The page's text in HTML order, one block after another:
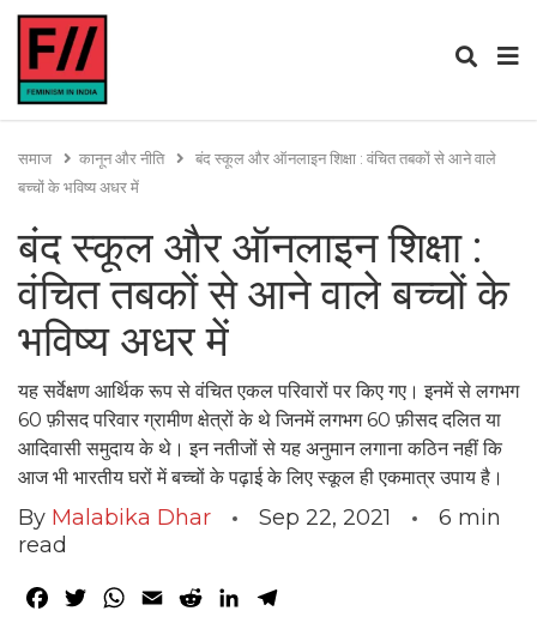
समाज कानून और नीति
बंद स्कूल और ऑनलाइन शिक्षा : वंचित तबकों से आने वाले
बच्चों के भविष्य अधर में
बंद स्कूल और ऑनलाइन शिक्षा :
वंचित तबकों से आने वाले बच्चों के
भविष्य अधर में
यह सर्वेक्षण आर्थिक रूप से वंचित एकल परिवारों पर किए गए। इनमें से लगभग
60 फ़ीसद परिवार ग्रामीण क्षेत्रों के थे जिनमें लगभग 60 फ़ीसद दलित या
आदिवासी समुदाय के थे। इन नतीजों से यह अनुमान लगाना कठिन नहीं कि
आज भी भारतीय घरों में बच्चों के पढ़ाई के लिए स्कूल ही एकमात्र उपाय है।
By Malabika Dhar Sep 22, 2021 6 min
read
Facebook
TwitterWhatsApp
Email RedditLinkedIn